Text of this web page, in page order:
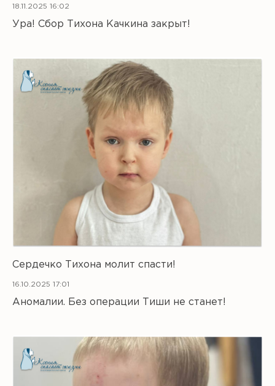
18.11.2025 16:02
Ура! Сбор Тихона Качкина закрыт!
Сердечко Тихона молит спасти!
16.10.2025 17:01
Аномалии. Без операции Тиши не станет!